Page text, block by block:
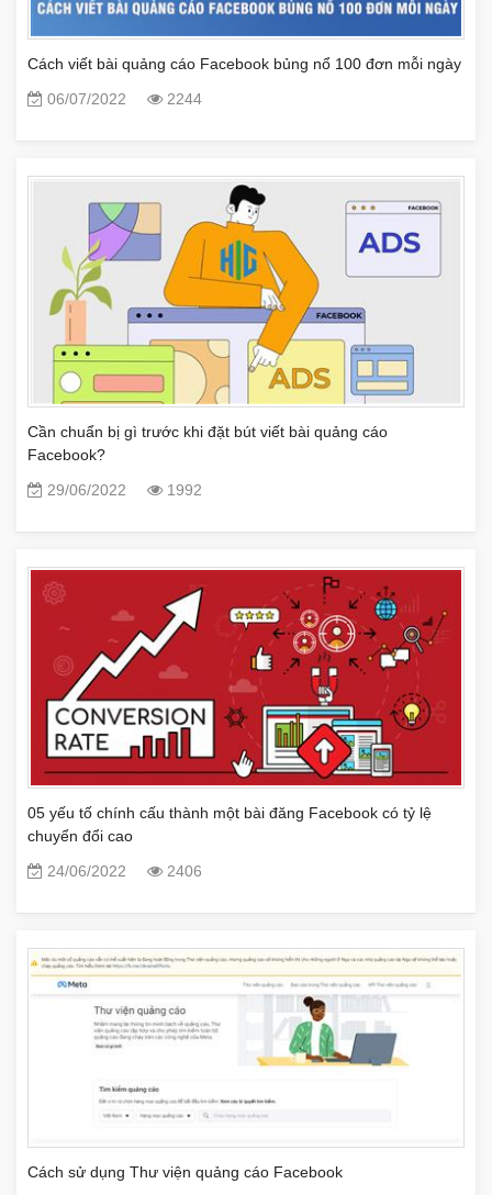
Cách viết bài quảng cáo Facebook bủng nổ 100 đơn mỗi ngày
06/07/2022
2244
Cần chuẩn bị gì trước khi đặt bút viết bài quảng cáo
Facebook?
29/06/2022
1992
05 yếu tố chính cấu thành một bài đăng Facebook có tỷ lệ
chuyển đổi cao
24/06/2022
2406
Cách sử dụng Thư viện quảng cáo Facebook